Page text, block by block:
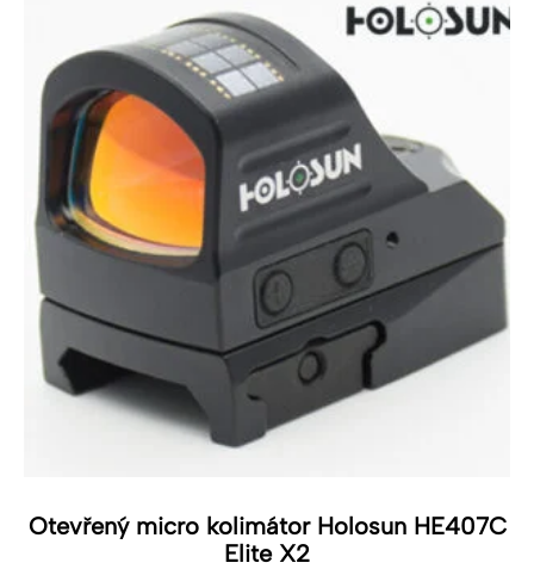
Otevřený micro kolimátor Holosun HE407C
Elite X2